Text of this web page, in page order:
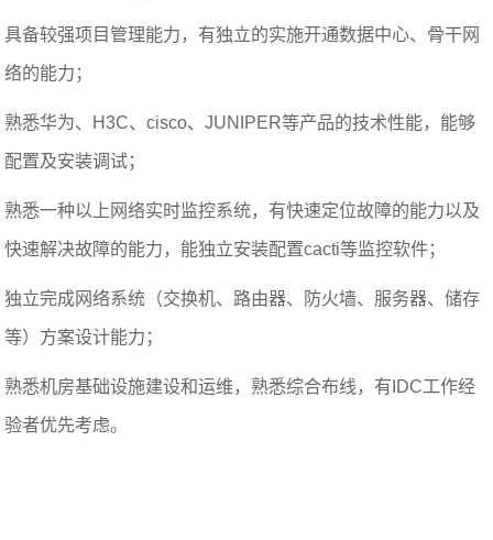
具备较强项目管理能力，有独立的实施开通数据中心、骨干网
络的能力；
熟悉华为、H3C、cisco、JUNIPER等产品的技术性能，能够
配置及安装调试；
熟悉一种以上网络实时监控系统，有快速定位故障的能力以及
快速解决故障的能力，能独立安装配置cacti等监控软件；
独立完成网络系统（交换机、路由器、防火墙、服务器、储存
等）方案设计能力；
熟悉机房基础设施建设和运维，熟悉综合布线，有IDC工作经
验者优先考虑。